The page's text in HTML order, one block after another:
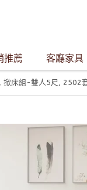
推薦 客廳家具
, 掀床組-雙人5尺 , 2502